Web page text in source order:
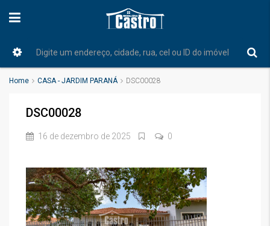
Home CASA - JARDIM PARANÁ DSC00028
DSC00028
16 de dezembro de 2025 0